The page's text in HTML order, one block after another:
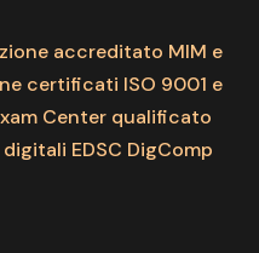
accreditato MIM e
certificati ISO 9001 e
Center qualificato
EDSC DigComp